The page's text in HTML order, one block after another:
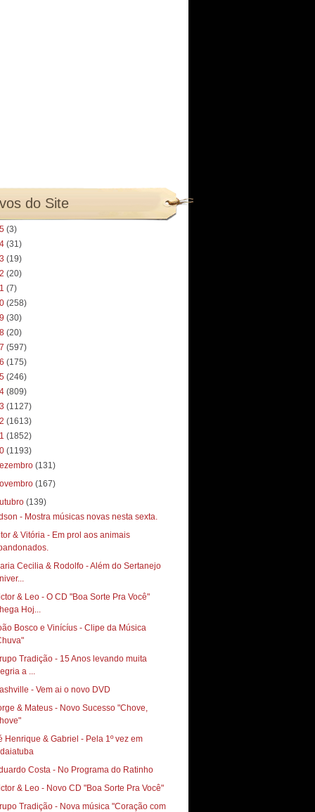
do Site
(3)
(31)
(19)
(20)
(7)
(258)
(30)
(20)
(597)
(175)
(246)
(809)
(1127)
(1613)
(1852)
(1193)
(131)
(167)
(139)
- Mostra músicas novas nesta sexta.
& Vitória - Em prol aos animais
Cecilia & Rodolfo - Além do Sertanejo
& Leo - O CD "Boa Sorte Pra Você"
Hoj...
Bosco e Vinícíus - Clipe da Música
Tradição - 15 Anos levando muita
a ...
- Vem ai o novo DVD
& Mateus - Novo Sucesso "Chove,
Henrique & Gabriel - Pela 1º vez em
Costa - No Programa do Ratinho
& Leo - Novo CD "Boa Sorte Pra Você"
Tradição - Nova música "Coração com